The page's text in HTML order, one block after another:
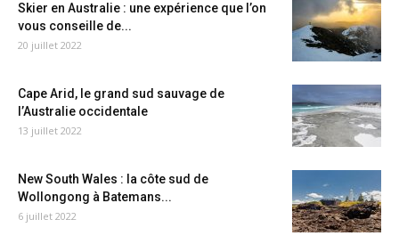
Skier en Australie : une expérience que l’on
vous conseille de...
20 juillet 2022
Cape Arid, le grand sud sauvage de
l’Australie occidentale
13 juillet 2022
New South Wales : la côte sud de
Wollongong à Batemans...
6 juillet 2022